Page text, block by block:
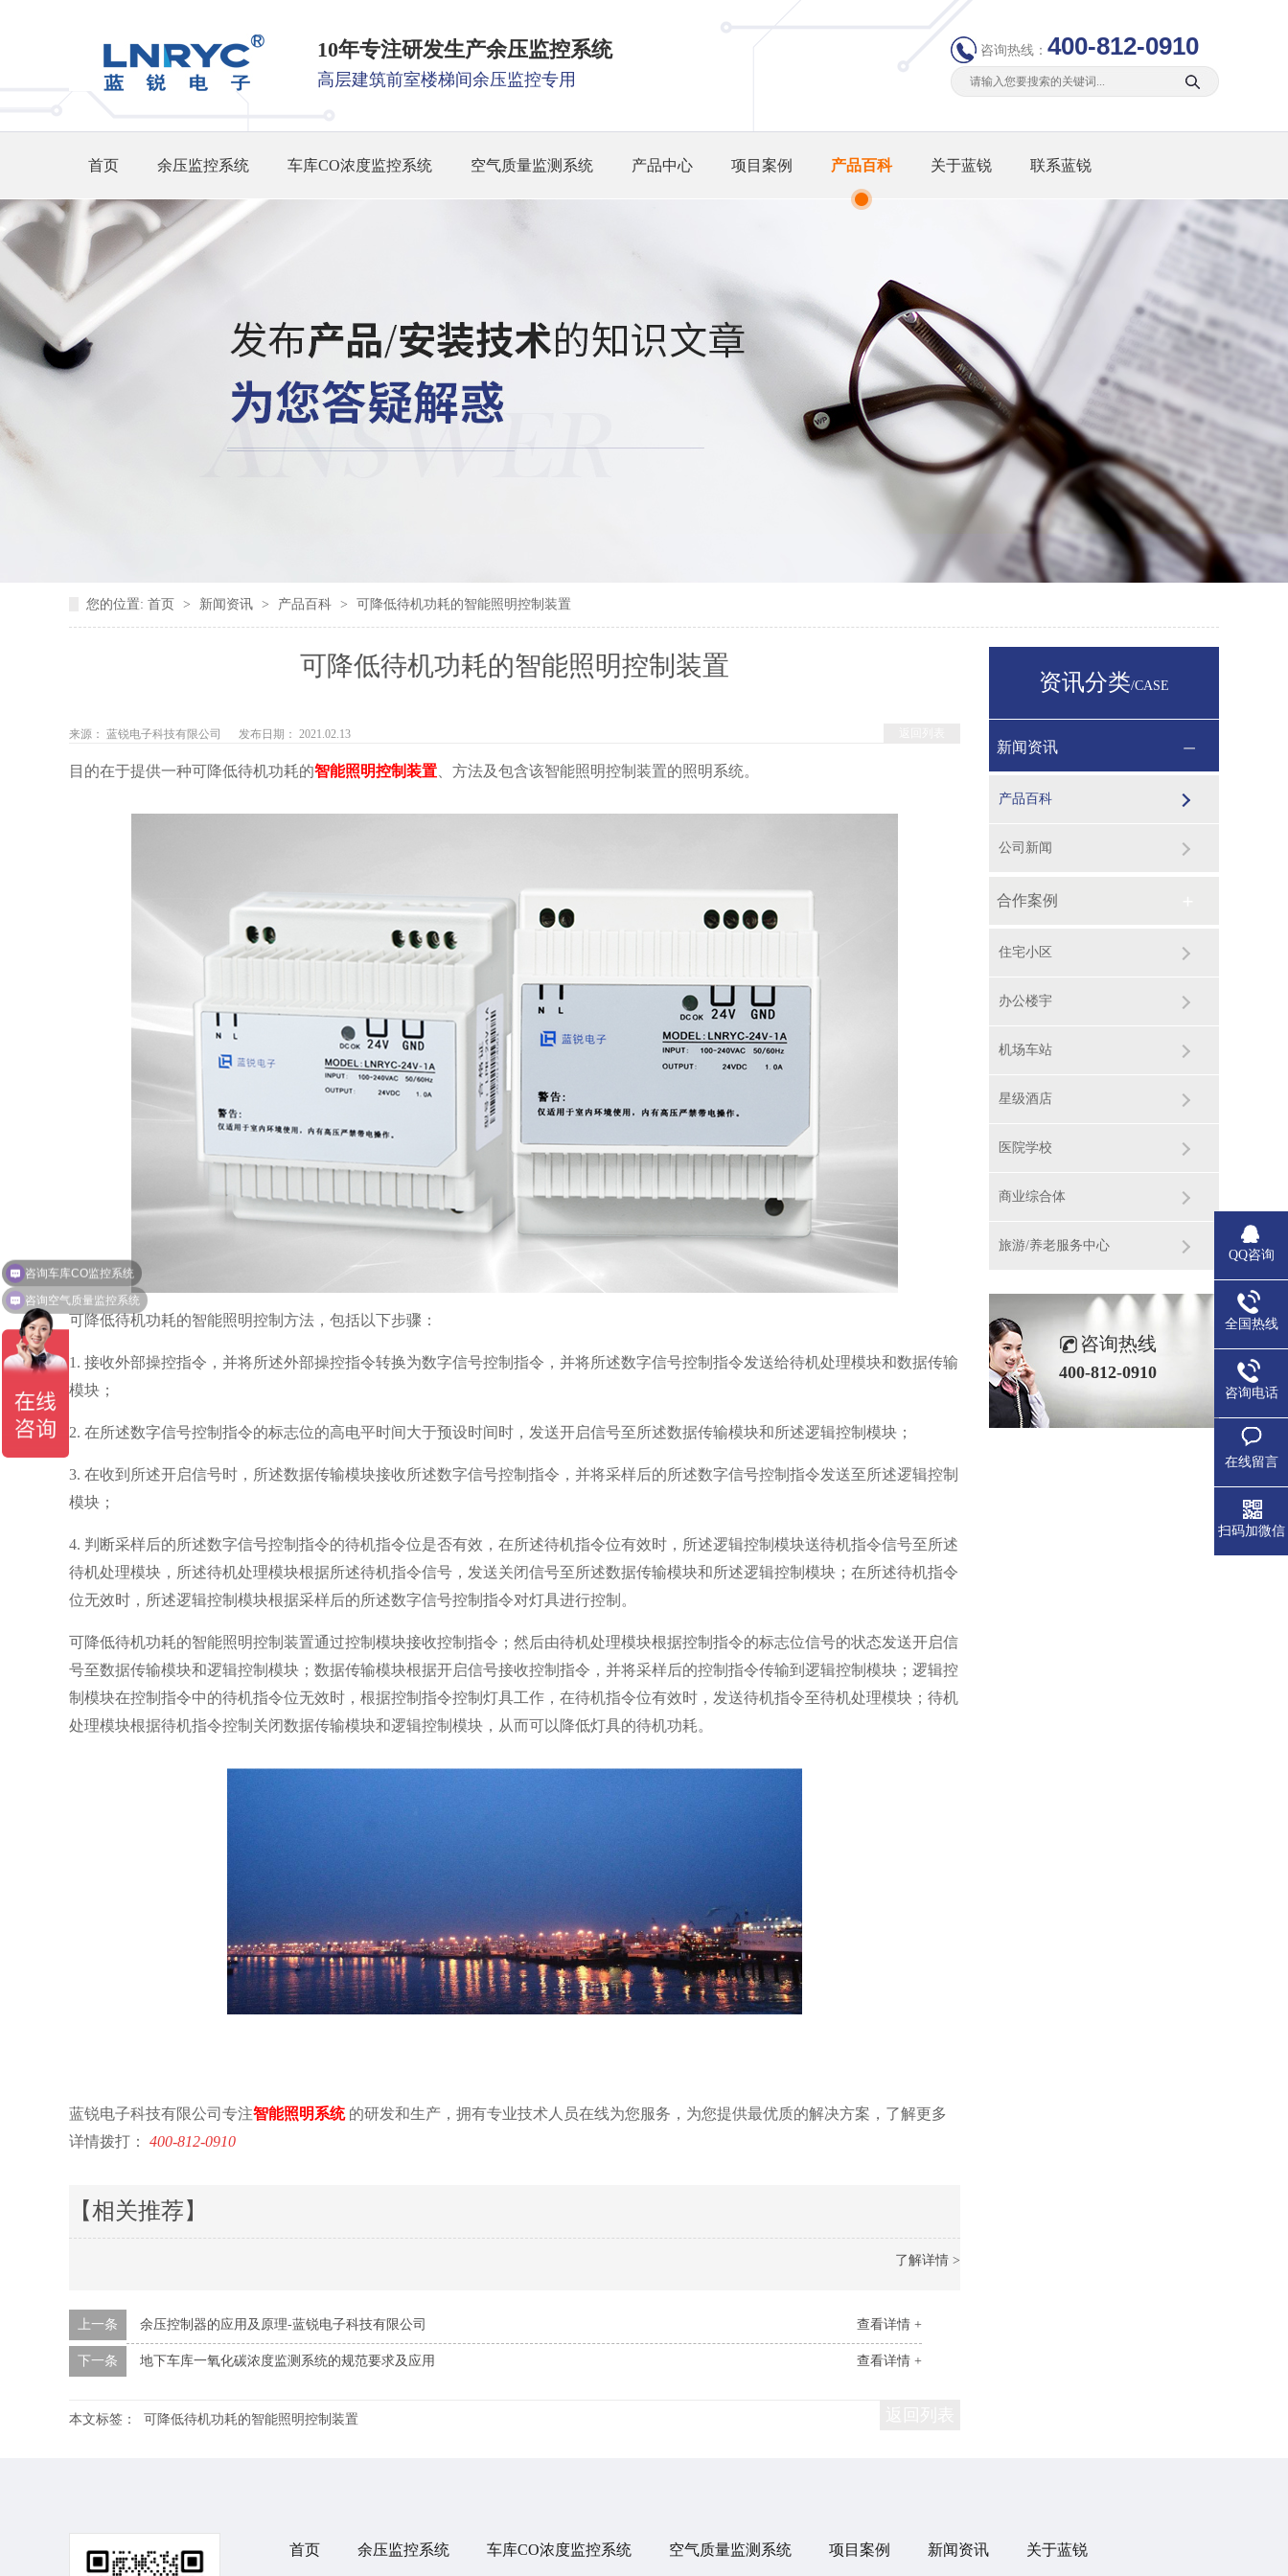
10年专注研发生产余压监控系统
高层建筑前室楼梯间余压监控专用
咨询热线： 400-812-0910
首页 余压监控系统 车库CO浓度监控系统 空气质量监测系统 产品中心 项目案例 产品百科 关于蓝锐 联系蓝锐
您的位置: 首页 > 新闻资讯 > 产品百科 > 可降低待机功耗的智能照明控制装置
可降低待机功耗的智能照明控制装置
来源： 蓝锐电子科技有限公司 发布日期： 2021.02.13
目的在于提供一种可降低待机功耗的智能照明控制装置 、方法及包含该智能照明控制装置的照明系统。
可降低待机功耗的智能照明控制方法，包括以下步骤：
1. 接收外部操控指令，并将所述外部操控指令转换为数字信号控制指令，并将所述数字信号控制指令发送给待机处理模块和数据传输
模块；
2. 在所述数字信号控制指令的标志位的高电平时间大于预设时间时，发送开启信号至所述数据传输模块和所述逻辑控制模块；
3. 在收到所述开启信号时，所述数据传输模块接收所述数字信号控制指令，并将采样后的所述数字信号控制指令发送至所述逻辑控制
模块；
4. 判断采样后的所述数字信号控制指令的待机指令位是否有效，在所述待机指令位有效时，所述逻辑控制模块送待机指令信号至所述
待机处理模块，所述待机处理模块根据所述待机指令信号，发送关闭信号至所述数据传输模块和所述逻辑控制模块；在所述待机指令
位无效时，所述逻辑控制模块根据采样后的所述数字信号控制指令对灯具进行控制。
可降低待机功耗的智能照明控制装置通过控制模块接收控制指令；然后由待机处理模块根据控制指令的标志位信号的状态发送开启信
号至数据传输模块和逻辑控制模块；数据传输模块根据开启信号接收控制指令，并将采样后的控制指令传输到逻辑控制模块；逻辑控
制模块在控制指令中的待机指令位无效时，根据控制指令控制灯具工作，在待机指令位有效时，发送待机指令至待机处理模块；待机
处理模块根据待机指令控制关闭数据传输模块和逻辑控制模块，从而可以降低灯具的待机功耗。
蓝锐电子科技有限公司专注智能照明系统 的研发和生产，拥有专业技术人员在线为您服务，为您提供最优质的解决方案，了解更多
详情拨打：
400-812-0910
【相关推荐】
了解详情 >
查看详情 +
上一条 余压控制器的应用及原理-蓝锐电子科技有限公司
查看详情 +
下一条 地下车库一氧化碳浓度监测系统的规范要求及应用
本文标签： 可降低待机功耗的智能照明控制装置
资讯分类/CASE
新闻资讯
产品百科
公司新闻
合作案例
住宅小区
办公楼宇
机场车站
星级酒店
医院学校
商业综合体
旅游/养老服务中心
咨询热线
400-812-0910
首页 余压监控系统 车库CO浓度监控系统 空气质量监测系统 项目案例 新闻资讯 关于蓝锐
QQ咨询
全国热线
咨询电话
在线留言
扫码加微信
咨询空气质量监控系统